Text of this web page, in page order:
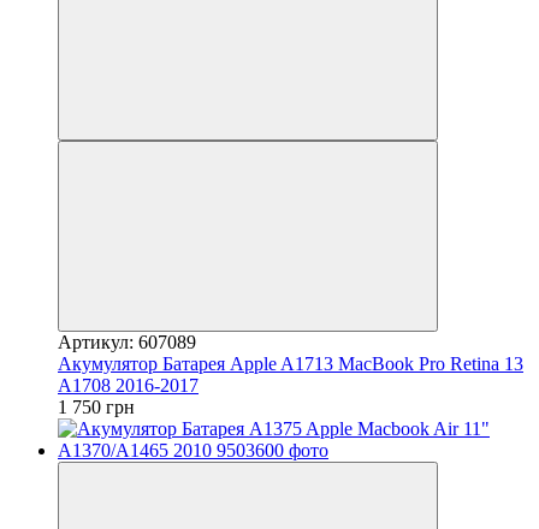
Артикул: 607089
Акумулятор Батарея Apple A1713 MacBook Pro Retina 13
A1708 2016-2017
1 750 грн